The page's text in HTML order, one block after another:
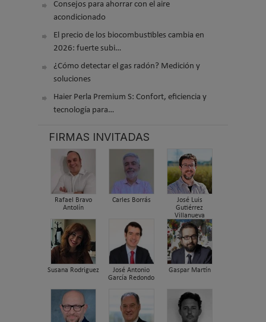
Consejos para ahorrar con el aire
acondicionado
El precio de los biocombustibles cambia en
2026: fuerte subi…
¿Cómo detectar el gas radón? Medición y
soluciones
Haier Perla Premium S: Confort, eficiencia y
tecnología para…
FIRMAS INVITADAS
Rafael Bravo
Antolín
Carles Borrás
José Luis
Gutiérrez
Villanueva
Susana Rodriguez
José Antonio
García Redondo
Gaspar Martín